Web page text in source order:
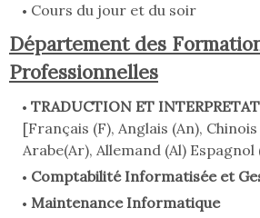
Cours du jour et du soir
Département des
Professionnelles
TRADUCTION ET
[Français (F), Anglais (An),
Arabe(Ar), Allemand (Al) Espagnol
Comptabilité Informatisée et
Maintenance Informatique